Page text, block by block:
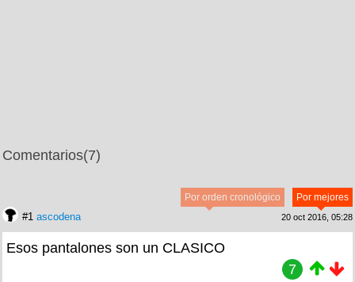
Comentarios(7)
Por mejores
Por orden cronológico
#1 ascodena 20 oct 2016, 05:28
Esos pantalones son un CLASICO
7